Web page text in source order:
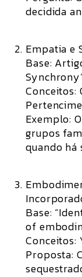
decidida
Empatia e
Base:
Conceitos:
Exemplo:
grupos
quando há
Base:
of
Conceitos:
Proposta: